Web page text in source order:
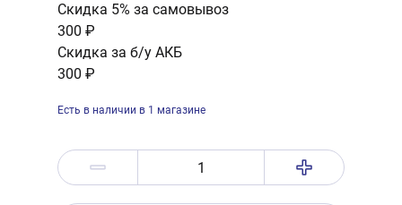
Скидка 5% за самовывоз
300 ₽
Скидка за б/у АКБ
300 ₽
Есть в наличии в 1 магазине